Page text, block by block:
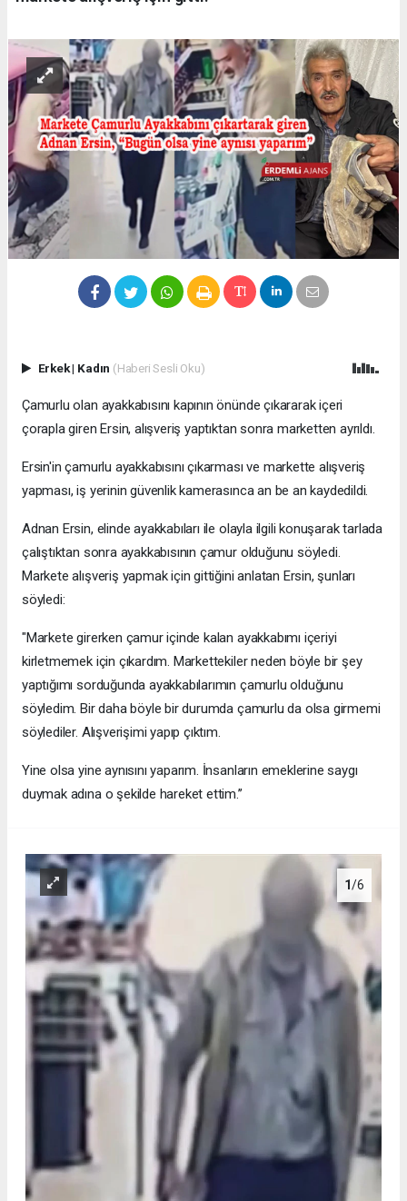
Erkek| Kadın (Haberi Sesli Oku)
Çamurlu olan ayakkabısını kapının önünde çıkararak içeri
çorapla giren Ersin, alışveriş yaptıktan sonra marketten ayrıldı.
Ersin'in çamurlu ayakkabısını çıkarması ve markette alışveriş
yapması, iş yerinin güvenlik kamerasınca an be an kaydedildi.
Adnan Ersin, elinde ayakkabıları ile olayla ilgili konuşarak tarlada
çalıştıktan sonra ayakkabısının çamur olduğunu söyledi.
Markete alışveriş yapmak için gittiğini anlatan Ersin, şunları
söyledi:
"Markete girerken çamur içinde kalan ayakkabımı içeriyi
kirletmemek için çıkardım. Markettekiler neden böyle bir şey
yaptığımı sorduğunda ayakkabılarımın çamurlu olduğunu
söyledim. Bir daha böyle bir durumda çamurlu da olsa girmemi
söylediler. Alışverişimi yapıp çıktım.
Yine olsa yine aynısını yaparım. İnsanların emeklerine saygı
duymak adına o şekilde hareket ettim.’’
1/6